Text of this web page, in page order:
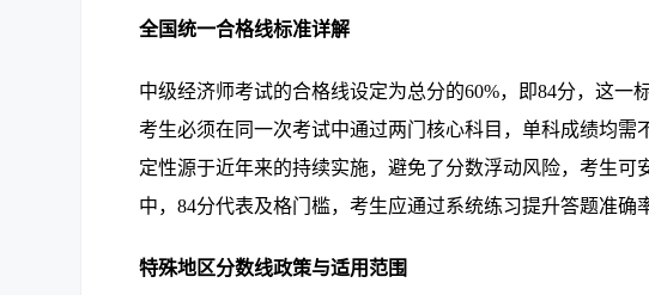
全国统一合格线标准详解
中级经济师考试的合格线设定为总分的60%，即84分，这
考生必须在同一次考试中通过两门核心科目，单科成绩均
定性源于近年来的持续实施，避免了分数浮动风险，考生
中，84分代表及格门槛，考生应通过系统练习提升答题准确
特殊地区分数线政策与适用范围